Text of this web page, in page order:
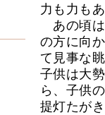
力も力も
あの頃は
の方に向
て見事な
子供は大
ら、子供
提灯たが